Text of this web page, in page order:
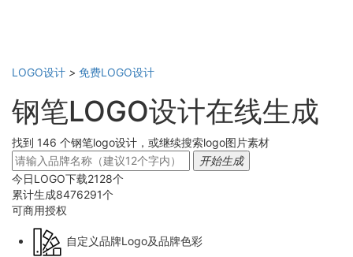
LOGO设计 > 免费LOGO设计
钢笔LOGO设计在线生成
找到 146 个钢笔logo设计，或继续搜索logo图片素材
开始生成
今日LOGO下载2128个
累计生成8476291个
可商用授权
自定义品牌Logo及品牌色彩